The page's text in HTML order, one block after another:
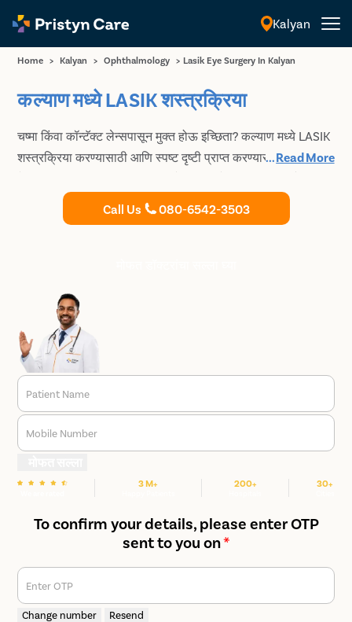
मराठी
Kalyan
Home > Kalyan > Ophthalmology > Lasik Eye Surgery In Kalyan
कल्याण मध्ये LASIK शस्त्रक्रिया
चष्मा किंवा कॉन्टॅक्ट लेन्सपासून मुक्त होऊ इच्छिता? कल्याण मध्ये LASIK
शस्त्रक्रिया करण्यासाठी आणि स्पष्ट दृष्टी प्राप्त करण्यासाठी सर्वोत्तम
साठी योग्य डोळा लेसर उपचार मिळवा आणि कोणत्याही दृश्य मदतीशिवाय
पाहण्याची क्षमता पुन्हा मिळवा.
...Read More
Call Us 080-6542-3503
Patient Name
Mobile Number
3 M+ 200+ 30+
To confirm your details, please enter OTP
sent to you on*
Enter OTP
Change number Resend